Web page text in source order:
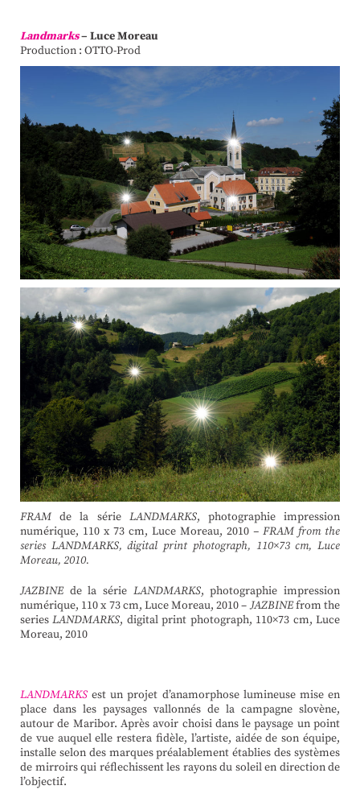
Landmarks– Luce Moreau
Production : OTTO-Prod
FRAM de la sérieLANDMARKS, photographie impression
numérique, 110 x 73 cm, Luce Moreau, 2010 – FRAM from the
series LANDMARKS, digital print photograph, 110×73 cm, Luce
Moreau, 2010.
JAZBINEde la série LANDMARKS, photographie impression
numérique, 110 x 73 cm, Luce Moreau, 2010 –JAZBINEfrom the
seriesLANDMARKS, digital print photograph, 110×73 cm, Luce
Moreau, 2010
LANDMARKS est un projet d’anamorphose lumineuse mise en
place dans les paysages vallonnés de la campagne slovène,
autour de Maribor. Après avoir choisi dans le paysage un point
de vue auquel elle restera fidèle, l’artiste, aidée de son équipe,
installe selon des marques préalablement établies des systèmes
de mirroirs qui réflechissent les rayons du soleil en direction de
l’objectif.